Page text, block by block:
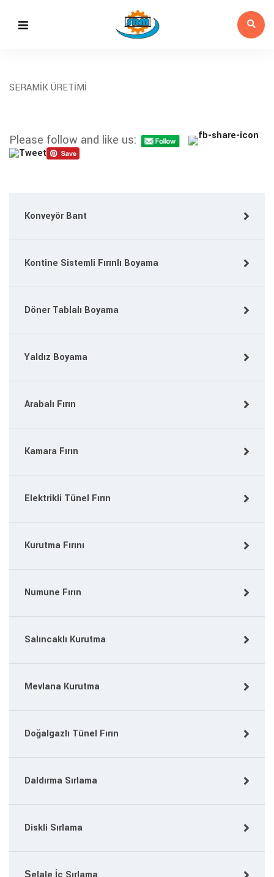
Konveyör Bant
Kontine Sistemli Fırınlı Boyama
Döner Tablalı Boyama
Yaldız Boyama
Arabalı Fırın
Kamara Fırın
Elektrikli Tünel Fırın
Kurutma Fırını
Numune Fırın
Salıncaklı Kurutma
Mevlana Kurutma
Doğalgazlı Tünel Fırın
Daldırma Sırlama
Diskli Sırlama
SERAMİK ÜRETİMİ
Please follow and like us: